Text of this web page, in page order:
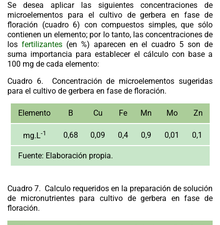
Se desea aplicar las siguientes concentraciones de
microelementos para el cultivo de gerbera en fase de
floración (cuadro 6) con compuestos simples, que sólo
contienen un elemento; por lo tanto, las concentraciones de
los fertilizantes(en %) aparecen en el cuadro 5 son de
suma importancia para establecer el cálculo con base a
100 mg de cada elemento:
Cuadro 6. Concentración de microelementos sugeridas
para el cultivo de gerbera en fase de floración.
Elemento B Cu Fe Mn Mo Zn
mg.L-1 0,68 0,09 0,4 0,9 0,01 0,1
Fuente: Elaboración propia.
Cuadro 7. Calculo requeridos en la preparación de solución
de micronutrientes para cultivo de gerbera en fase de
floración.